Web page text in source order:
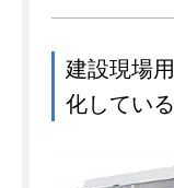
建設現場
化してい